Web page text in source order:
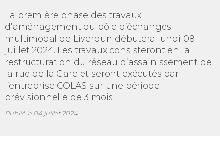
La première phase des travaux
d’aménagement du pôle d’échanges
multimodal de Liverdun débutera lundi 08
juillet 2024. Les travaux consisteront en la
restructuration du réseau d’assainissement de
la rue de la Gare et seront exécutés par
l’entreprise COLAS sur une période
prévisionnelle de 3 mois .
Publié le 04 juillet 2024